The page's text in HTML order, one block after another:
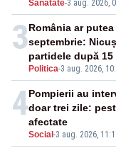
Sanatate-3 aug. 2026,
3
Politica-3 aug. 2026,
România ar
septembrie:
partidele după
4
Social -3 aug. 2026,
Pompierii au
doar trei zile:
afectate